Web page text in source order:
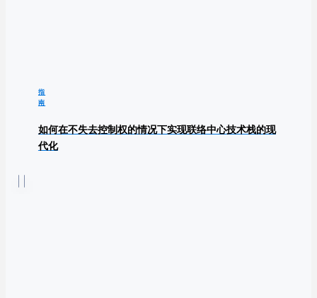
指
南
如何在不失去控制权的情况下实现联络中心技术栈的现
代化